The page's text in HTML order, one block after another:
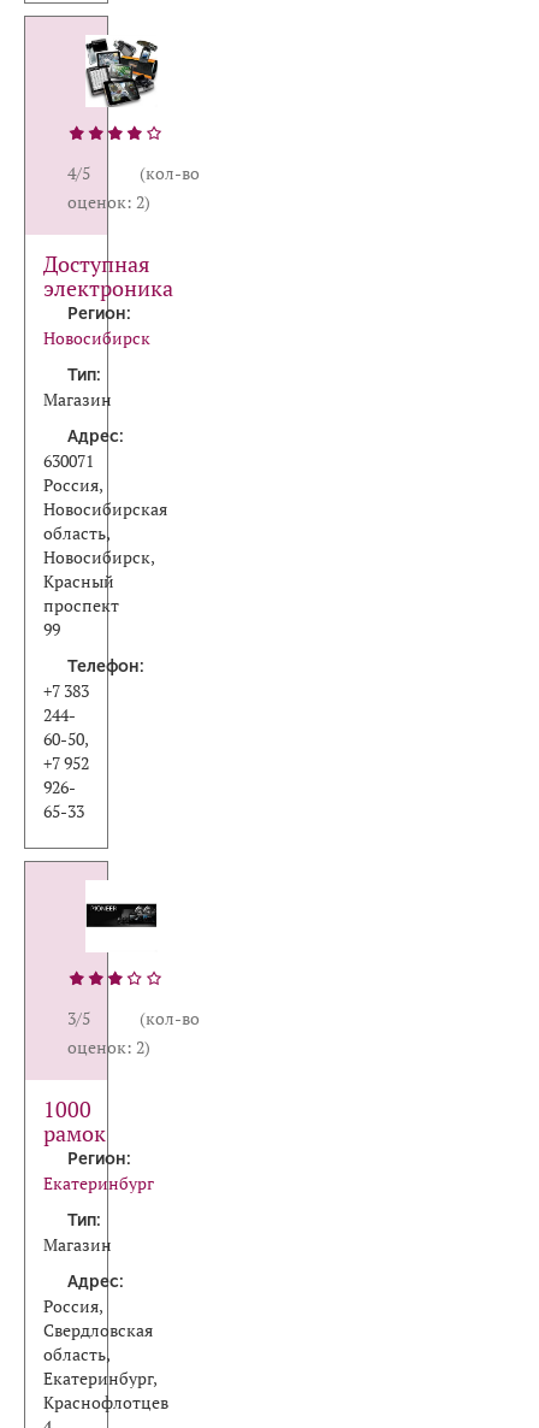
4/5 (кол-во
оценок: 2)
Доступная
электроника
Регион:
Новосибирск
Тип:
Магазин
Адрес:
630071
Россия,
Новосибирская
область,
Новосибирск,
Красный
проспект
99
Телефон:
+7 383
244-
60-50,
+7 952
926-
65-33
3/5 (кол-во
оценок: 2)
1000
рамок
Регион:
Екатеринбург
Тип:
Магазин
Адрес:
Россия,
Свердловская
область,
Екатеринбург,
Краснофлотцев